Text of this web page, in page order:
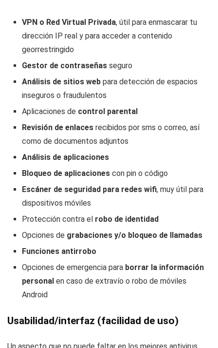
VPN o Red Virtual Privada, útil para enmascarar tu
dirección IP real y para acceder a contenido
georrestringido
Gestor de contraseñas seguro
Análisis de sitios web para detección de espacios
inseguros o fraudulentos
Aplicaciones de control parental
Revisión de enlaces recibidos por sms o correo, así
como de documentos adjuntos
Análisis de aplicaciones
Bloqueo de aplicaciones con pin o código
Escáner de seguridad para redes wifi, muy útil para
dispositivos móviles
Protección contra el robo de identidad
Opciones de grabaciones y/o bloqueo de llamadas
Funciones antirrobo
Opciones de emergencia para borrar la información
personal en caso de extravío o robo de móviles
Android
Usabilidad/interfaz (facilidad de uso)